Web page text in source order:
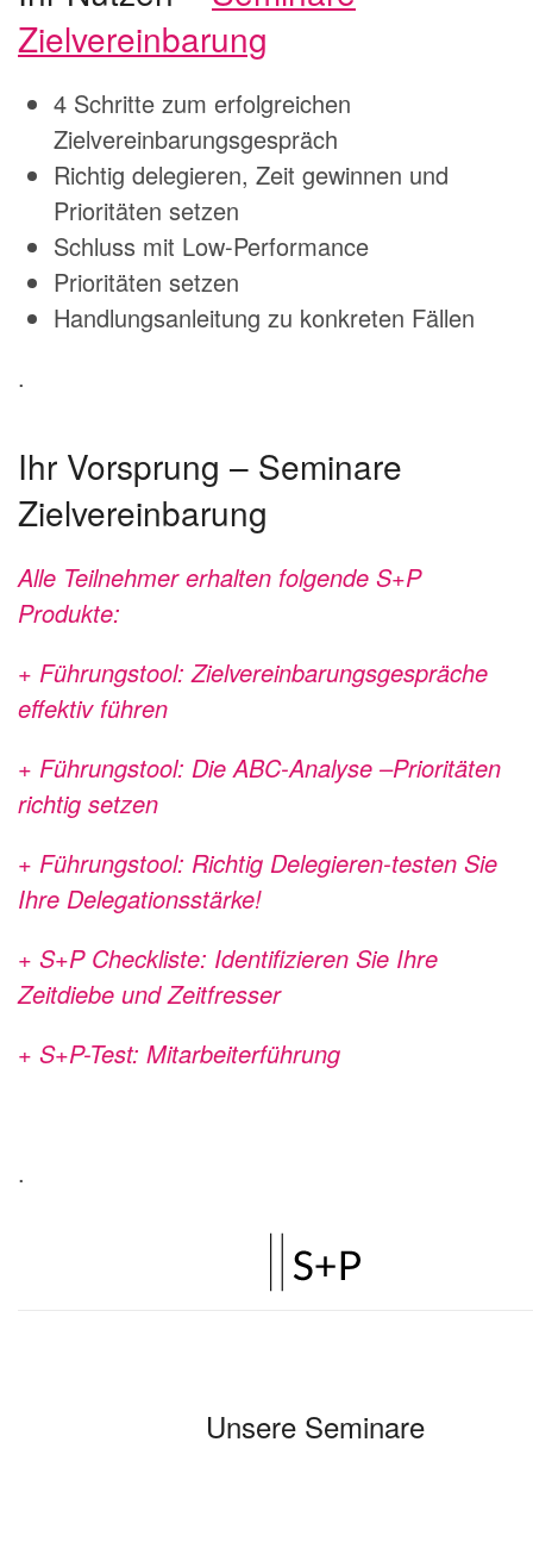
Zielvereinbarung
4 Schritte zum erfolgreichen
Zielvereinbarungsgespräch
Richtig delegieren, Zeit gewinnen und
Prioritäten setzen
Schluss mit Low-Performance
Prioritäten setzen
Handlungsanleitung zu konkreten Fällen
.
Ihr Vorsprung – Seminare
Zielvereinbarung
Alle Teilnehmer erhalten folgende S+P
Produkte:
+ Führungstool: Zielvereinbarungsgespräche
effektiv führen
+ Führungstool: Die ABC-Analyse –Prioritäten
richtig setzen
+ Führungstool: Richtig Delegieren-testen Sie
Ihre Delegationsstärke!
+ S+P Checkliste: Identifizieren Sie Ihre
Zeitdiebe und Zeitfresser
+ S+P-Test: Mitarbeiterführung
.